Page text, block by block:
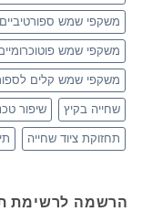
משקפי שמש ספורטיביים
משקפי שמש
משקפי שמש קלים
שחייה בקיץ שיפור
תחזוקת ציוד שחייה
הרשמה לרשימת